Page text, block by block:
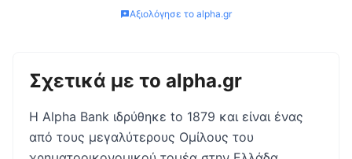
Αξιολόγησε το alpha.gr
Σχετικά με το alpha.gr
Η Alpha Bank ιδρύθηκε to 1879 και είναι ένας
από τους μεγαλύτερους Ομίλους του